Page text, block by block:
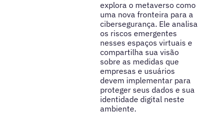
explora o metaverso como
uma nova fronteira para a
cibersegurança. Ele analisa
os riscos emergentes
nesses espaços virtuais e
compartilha sua visão
sobre as medidas que
empresas e usuários
devem implementar para
proteger seus dados e sua
identidade digital neste
ambiente.